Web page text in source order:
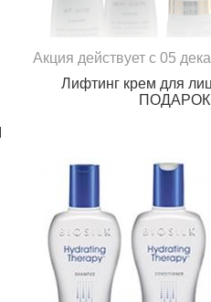
Акция действует с 05
Лифтинг крем для
ПОДАРОК